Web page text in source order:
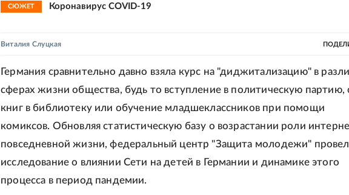
СЮЖЕТ Коронавирус COVID-19
Виталия Слуцкая
Германия сравнительно давно взяла курс на "диджитализацию" в
сферах жизни общества, будь то вступление в политическую партию,
книг в библиотеку или обучение младшеклассников при помощи
комиксов. Обновляя статистическую базу о возрастании роли
повседневной жизни, федеральный центр "Защита молодежи" провел
исследование о влиянии Сети на детей в Германии и динамике этого
процесса в период пандемии.